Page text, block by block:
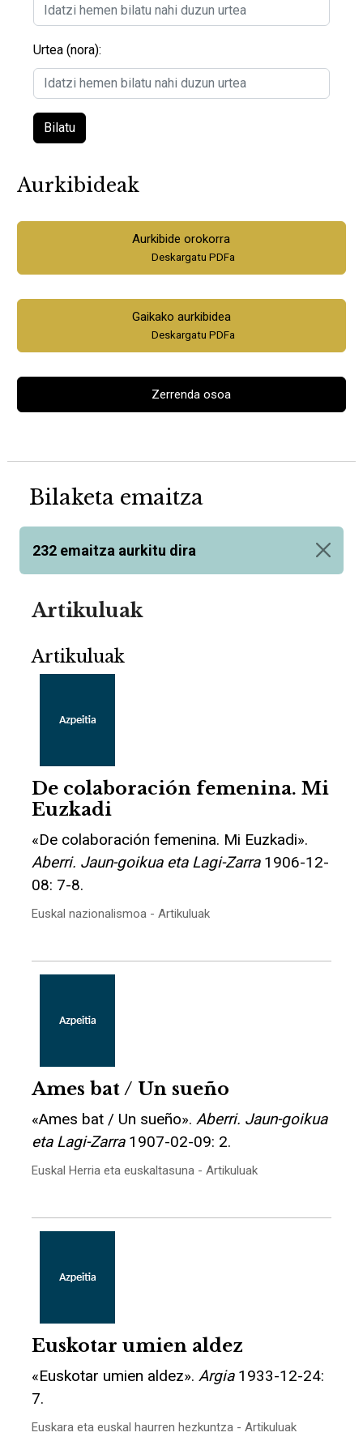
Urtea (nora):
Bilatu
Aurkibideak
Aurkibide orokorra
Deskargatu PDFa
Gaikako aurkibidea
Deskargatu PDFa
Zerrenda osoa
Bilaketa emaitza
232 emaitza aurkitu dira
Artikuluak
Artikuluak
De colaboración femenina. Mi
Euzkadi
«De colaboración femenina. Mi Euzkadi».
Aberri. Jaun-goikua eta Lagi-Zarra1906-12-
08: 7-8.
Euskal nazionalismoa - Artikuluak
Ames bat / Un sueño
«Ames bat / Un sueño». Aberri. Jaun-goikua
eta Lagi-Zarra1907-02-09: 2.
Euskal Herria eta euskaltasuna - Artikuluak
Euskotar umien aldez
«Euskotar umien aldez». Argia1933-12-24:
7.
Euskara eta euskal haurren hezkuntza - Artikuluak